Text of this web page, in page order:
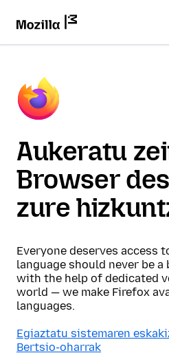
Aukeratu
Browser
zure
Everyone deserves access
language should never be a
with the help of dedicated
world — we make Firefox
languages.
Egiaztatu sistemaren
Bertsio-oharrak